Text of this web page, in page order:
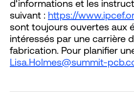
d'informations et les
suivant : https://
sont toujours ouvertes aux
intéressés par une carrière
fabrication. Pour planifier
Lisa.Holmes@summit-